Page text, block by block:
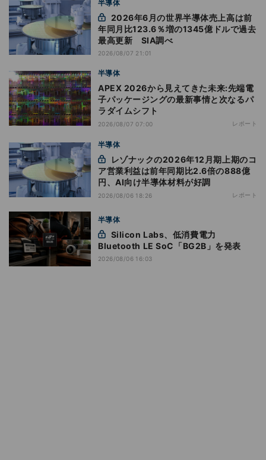
半導体
年同月比123.6％増の1345億ドルで過去
最高更新 SIA調べ
2026/08/07 21:01
半導体
APEX 2026から見えてきた未来:先端電
子パッケージングの最新事情と次なるパ
ラダイムシフト
2026/08/07 07:00 レポート
半導体
ア営業利益は前年同期比2.6倍の888億
円、AI向け半導体材料が好調
2026/08/06 18:26 レポート
半導体
Bluetooth LE SoC「BG2B」を発表
2026/08/06 16:03